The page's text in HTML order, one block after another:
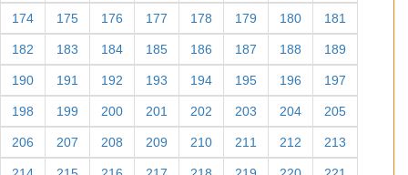
174 175 176 177 178 179 180 181
182 183 184 185 186 187 188 189
190 191 192 193 194 195 196 197
198 199 200 201 202 203 204 205
206 207 208 209 210 211 212 213